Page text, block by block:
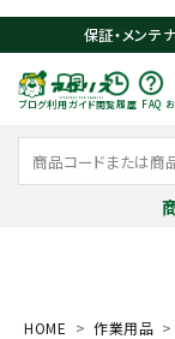
保証・メンテ
ブログ利用ガイド閲覧履歴 FAQ
HOME 作業用品